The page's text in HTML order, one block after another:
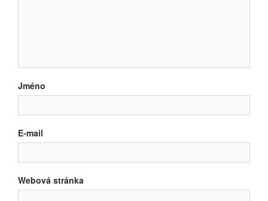
Jméno
E-mail
Webová stránka